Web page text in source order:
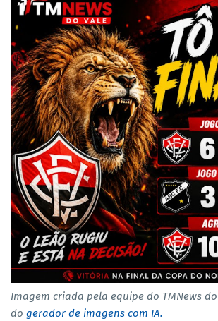
Imagem criada pela equipe do TMNews
do gerador de imagens com IA.